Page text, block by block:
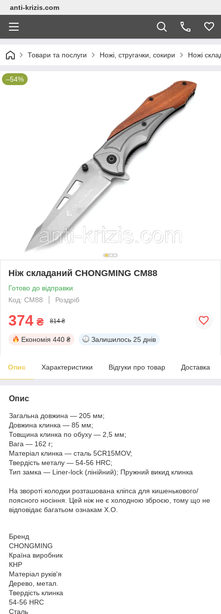
anti-krizis.com
Товари та послуги Ножі, стругачки, сокири Ножі
–54%
Ніж складаний CHONGMING CM88
Готово до відправки
Код: CM88
Роздріб
374 ₴ 814 ₴
Економія 440 ₴ Залишилось 25 днів
Опис Характеристики Відгуки про товар Доставка
Опис
Загальна довжина — 205 мм;
Довжина клинка — 85 мм;
Товщина клинка по обуху — 2,5 мм;
Вага — 162 г;
Матеріал клинка — сталь 5CR15MOV;
Твердість металу — 54-56 HRC;
Тип замка — Liner-lock (лінійний); Пружний викид клинка
На звороті колодки розташована кліпса для кишенькового/
поясного носіння. Цей ніж не є холодною зброєю, тому що не
відповідає багатьом ознакам Х.О.
Бренд
CHONGMING
Країна виробник
КНР
Матеріал руків'я
Дерево, метал.
Твердість клинка
54-56 HRC
Сталь